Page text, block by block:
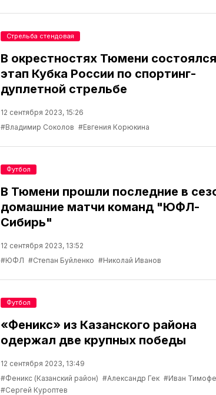
В окрестностях Тюмени состоялся
этап Кубка России по спортинг-
дуплетной стрельбе
12 сентября 2023, 15:26
#Владимир Соколов #Евгения Корюкина
Стрельба стендовая
В Тюмени прошли последние в
домашние матчи команд "ЮФЛ-
Сибирь"
12 сентября 2023, 13:52
#ЮФЛ #Степан Буйленко #Николай Иванов
Футбол
«Феникс» из Казанского района
одержал две крупных победы
12 сентября 2023, 13:49
#Феникс (Казанский район) #Александр Гек #Иван
#Сергей Куроптев
Футбол